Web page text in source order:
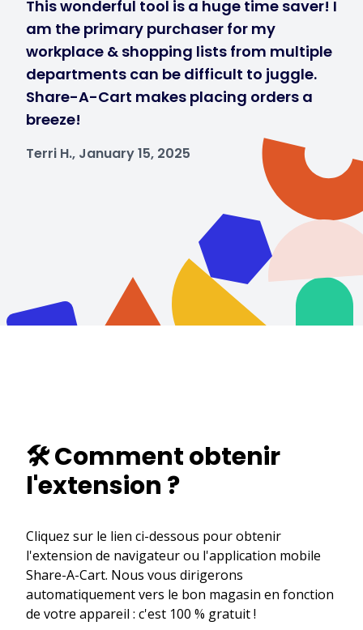
This wonderful tool is a huge time saver! I
am the primary purchaser for my
workplace & shopping lists from multiple
departments can be difficult to juggle.
Share-A-Cart makes placing orders a
breeze!
Terri H., January 15, 2025
🛠️ Comment obtenir
l'extension ?
Cliquez sur le lien ci-dessous pour obtenir
l'extension de navigateur ou l'application mobile
Share-A-Cart. Nous vous dirigerons
automatiquement vers le bon magasin en fonction
de votre appareil : c'est 100 % gratuit !